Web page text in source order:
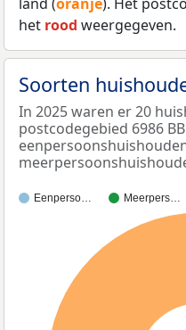
het rood weergegeven.
Soorten
In 2025 waren er 20
postcodegebied 6986
Eenperso… Meerpers…